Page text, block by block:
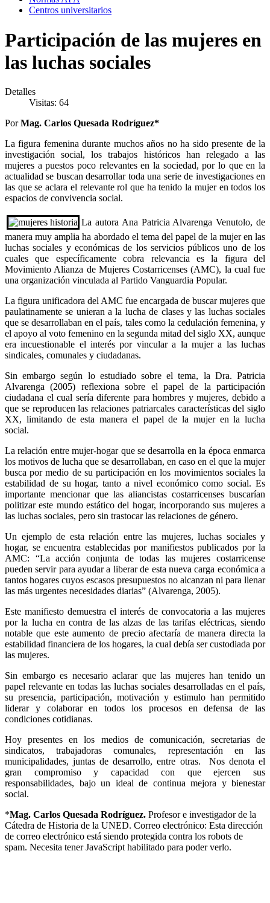
Centros universitarios
Participación de las mujeres en
las luchas sociales
Detalles
Visitas: 64
PorMag. Carlos Quesada Rodríguez*
La figura femenina durante muchos años no ha sido presente de la
investigación social, los trabajos históricos han relegado a las
mujeres a puestos poco relevantes en la sociedad, por lo que en la
actualidad se buscan desarrollar toda una serie de investigaciones en
las que se aclara el relevante rol que ha tenido la mujer en todos los
espacios de convivencia social.
La autora Ana Patricia Alvarenga Venutolo, de
manera muy amplia ha abordado el tema del papel de la mujer en las
luchas sociales y económicas de los servicios públicos uno de los
cuales que específicamente cobra relevancia es la figura del
Movimiento Alianza de Mujeres Costarricenses (AMC), la cual fue
una organización vinculada al Partido Vanguardia Popular.
La figura unificadora del AMC fue encargada de buscar mujeres que
paulatinamente se unieran a la lucha de clases y las luchas sociales
que se desarrollaban en el país, tales como la cedulación femenina, y
el apoyo al voto femenino en la segunda mitad del siglo XX, aunque
era incuestionable el interés por vincular a la mujer a las luchas
sindicales, comunales y ciudadanas.
Sin embargo según lo estudiado sobre el tema, la Dra. Patricia
Alvarenga (2005) reflexiona sobre el papel de la participación
ciudadana el cual sería diferente para hombres y mujeres, debido a
que se reproducen las relaciones patriarcales características del siglo
XX, limitando de esta manera el papel de la mujer en la lucha
social.
La relación entre mujer-hogar que se desarrolla en la época enmarca
los motivos de lucha que se desarrollaban, en caso en el que la mujer
busca por medio de su participación en los movimientos sociales la
estabilidad de su hogar, tanto a nivel económico como social. Es
importante mencionar que las aliancistas costarricenses buscarían
politizar este mundo estático del hogar, incorporando sus mujeres a
las luchas sociales, pero sin trastocar las relaciones de género.
Un ejemplo de esta relación entre las mujeres, luchas sociales y
hogar, se encuentra establecidas por manifiestos publicados por la
AMC: “La acción conjunta de todas las mujeres costarricense
pueden servir para ayudar a liberar de esta nueva carga económica a
tantos hogares cuyos escasos presupuestos no alcanzan ni para llenar
las más urgentes necesidades diarias” (Alvarenga, 2005).
Este manifiesto demuestra el interés de convocatoria a las mujeres
por la lucha en contra de las alzas de las tarifas eléctricas, siendo
notable que este aumento de precio afectaría de manera directa la
estabilidad financiera de los hogares, la cual debía ser custodiada por
las mujeres.
Sin embargo es necesario aclarar que las mujeres han tenido un
papel relevante en todas las luchas sociales desarrolladas en el país,
su presencia, participación, motivación y estimulo han permitido
liderar y colaborar en todos los procesos en defensa de las
condiciones cotidianas.
Hoy presentes en los medios de comunicación, secretarias de
sindicatos, trabajadoras comunales, representación en las
municipalidades, juntas de desarrollo, entre otras. Nos denota el
gran compromiso y capacidad con que ejercen sus
responsabilidades, bajo un ideal de continua mejora y bienestar
social.
*Mag. Carlos Quesada Rodríguez. Profesor e investigador de la
Cátedra de Historia de la UNED. Correo electrónico: Esta dirección
de correo electrónico está siendo protegida contra los robots de
spam. Necesita tener JavaScript habilitado para poder verlo.